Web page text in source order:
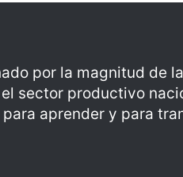
por la magnitud de
sector productivo
aprender y para